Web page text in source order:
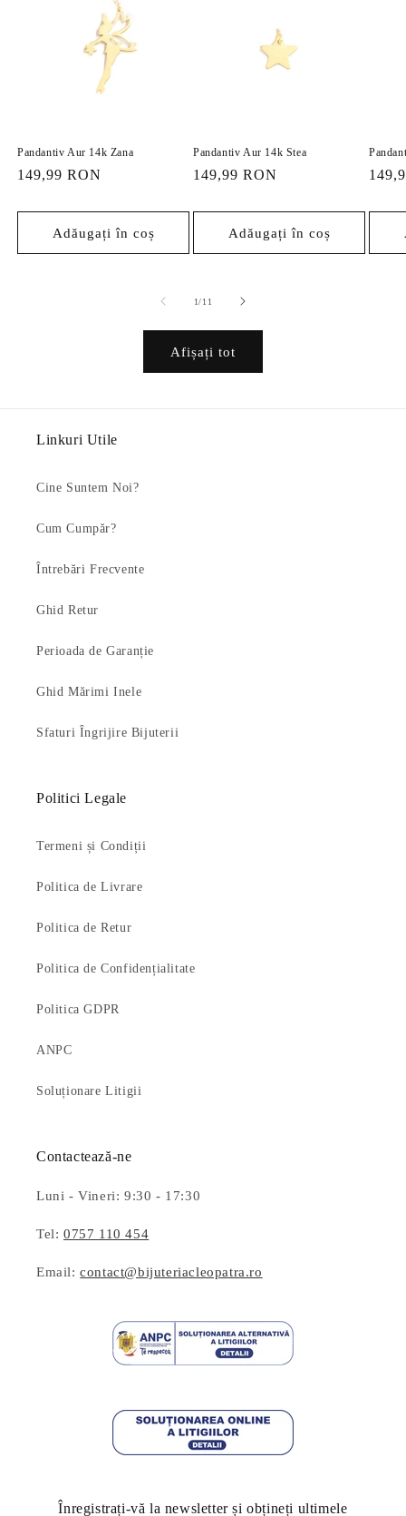
Pandantiv Aur 14k Zana
Preț
149,99 RON
Adăugați în coș
Pandantiv Aur 14k Stea
Preț
149,99 RON
Adăugați în coș
Preț
1/din
11
Afișați tot
Linkuri Utile
Cine Suntem Noi?
Cum Cumpăr?
Întrebări Frecvente
Ghid Retur
Perioada de Garanție
Ghid Mărimi Inele
Sfaturi Îngrijire Bijuterii
Politici Legale
Termeni și Condiții
Politica de Livrare
Politica de Retur
Politica de Confidențialitate
Politica GDPR
ANPC
Soluționare Litigii
Contactează-ne
Luni - Vineri: 9:30 - 17:30
Tel:0757 110 454
Email:contact@bijuteriacleopatra.ro
Înregistrați-vă la newsletter și obțineți ultimele